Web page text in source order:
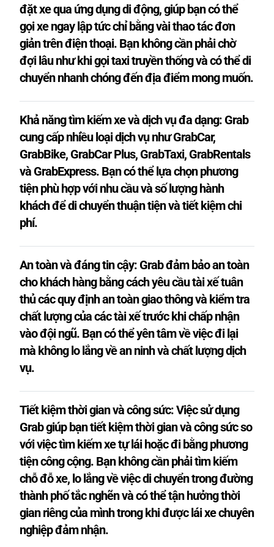
đặt xe qua ứng dụng di động, giúp bạn có thể
gọi xe ngay lập tức chỉ bằng vài thao tác đơn
giản trên điện thoại. Bạn không cần phải chờ
đợi lâu như khi gọi taxi truyền thống và có thể di
chuyển nhanh chóng đến địa điểm mong muốn.
Khả năng tìm kiếm xe và dịch vụ đa dạng: Grab
cung cấp nhiều loại dịch vụ như GrabCar,
GrabBike, GrabCar Plus, GrabTaxi, GrabRentals
và GrabExpress. Bạn có thể lựa chọn phương
tiện phù hợp với nhu cầu và số lượng hành
khách để di chuyển thuận tiện và tiết kiệm chi
phí.
An toàn và đáng tin cậy: Grab đảm bảo an toàn
cho khách hàng bằng cách yêu cầu tài xế tuân
thủ các quy định an toàn giao thông và kiểm tra
chất lượng của các tài xế trước khi chấp nhận
vào đội ngũ. Bạn có thể yên tâm về việc đi lại
mà không lo lắng về an ninh và chất lượng dịch
vụ.
Tiết kiệm thời gian và công sức: Việc sử dụng
Grab giúp bạn tiết kiệm thời gian và công sức so
với việc tìm kiếm xe tự lái hoặc đi bằng phương
tiện công cộng. Bạn không cần phải tìm kiếm
chỗ đỗ xe, lo lắng về việc di chuyển trong đường
thành phố tắc nghẽn và có thể tận hưởng thời
gian riêng của mình trong khi được lái xe chuyên
nghiệp đảm nhận.